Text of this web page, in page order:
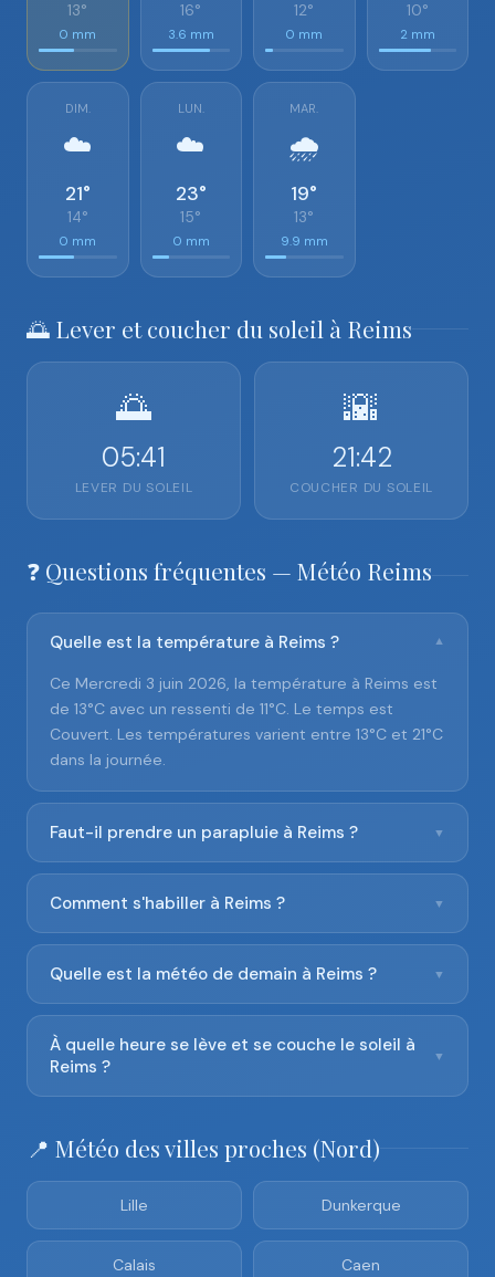
13°
0 mm
16°
3.6 mm
12°
0 mm
10°
2 mm
DIM.
☁️
21°
14°
0 mm
LUN.
☁️
23°
15°
0 mm
MAR.
🌧️
19°
13°
9.9 mm
🌅 Lever et coucher du soleil à Reims
🌅
05:41
LEVER DU SOLEIL
🌇
21:42
COUCHER DU SOLEIL
❓ Questions fréquentes — Météo Reims
Quelle est la température à Reims ? ▼
Ce Mercredi 3 juin 2026, la température à Reims est
de 13°C avec un ressenti de 11°C. Le temps est
Couvert. Les températures varient entre 13°C et 21°C
dans la journée.
Faut-il prendre un parapluie à Reims ? ▼
Comment s'habiller à Reims ? ▼
Quelle est la météo de demain à Reims ? ▼
À quelle heure se lève et se couche le soleil à
Reims ?
▼
📍 Météo des villes proches (Nord)
Lille Dunkerque
Calais Caen